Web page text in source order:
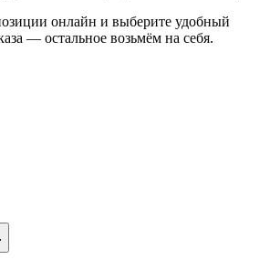
онлайн и выберите удобный
— остальное возьмём на себя.